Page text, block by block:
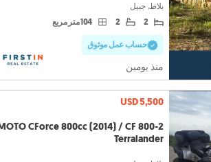
بلاط, جبيل
2
2 104 متر مربع
حساب عمل موثوق
منذ يومين
USD 5,500
CForce 800cc (2014) / CF 800-2
Terralander